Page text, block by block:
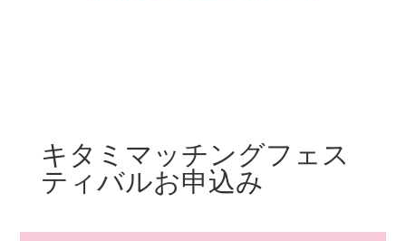
キタミマッチングフェス
ティバルお申込み